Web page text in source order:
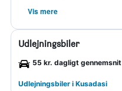
Vis mere
Udlejningsbiler
55 kr. dagligt gennemsnit
Udlejningsbiler i Kusadasi